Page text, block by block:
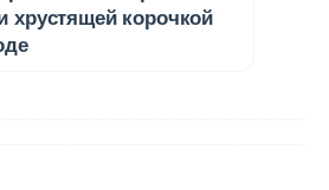
хрустящей корочкой